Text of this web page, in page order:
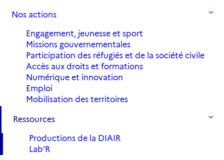
Nos actions
Engagement, jeunesse et sport
Missions gouvernementales
Participation des réfugiés et de la société civile
Accès aux droits et formations
Numérique et innovation
Emploi
Mobilisation des territoires
Ressources
Productions de la DIAIR
Lab’R
-
Les productions de la Diair